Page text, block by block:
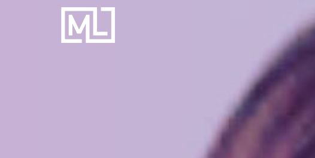
Businesscoach
voor